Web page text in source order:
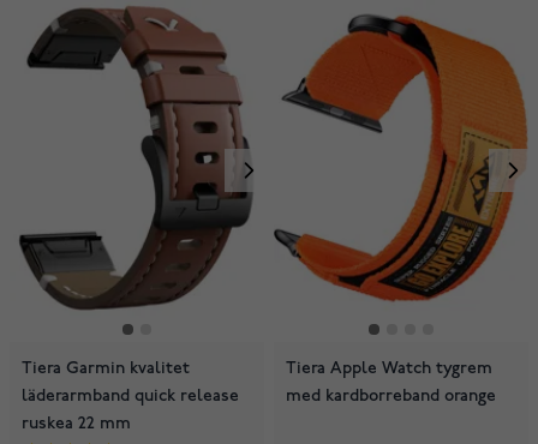
Tiera Garmin kvalitet
läderarmband quick release
ruskea 22 mm
Tiera Apple Watch tygrem
med kardborreband orange